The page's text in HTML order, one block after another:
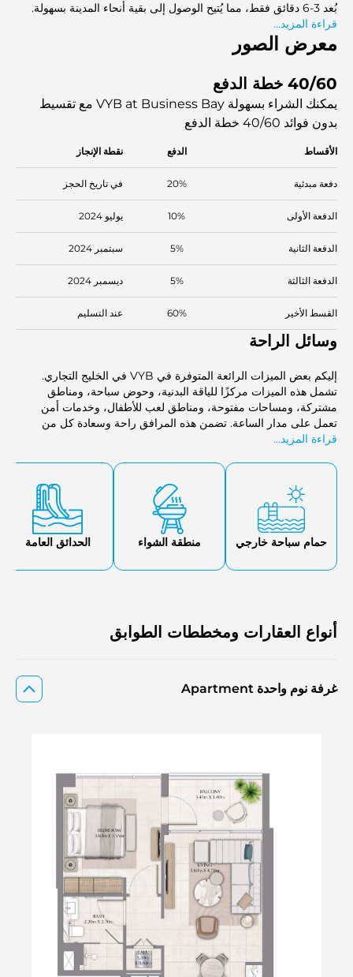
بُعد 3-6 دقائق فقط، مما يُتيح الوصول إلى بقية أنحاء المدينة بسهولة.
قراءة المزيد...
معرض الصور
40/60 خطة الدفع
يمكنك الشراء بسهولة VYB at Business Bay مع تقسيط
بدون فوائد 40/60 خطة الدفع
الأقساط الدفع نقطة الإنجاز
دفعة مبدئية 20% في تاريخ الحجز
الدفعة الأولى 10% يوليو 2024
الدفعة الثانية 5% سبتمبر 2024
الدفعة الثالثة 5% ديسمبر 2024
القسط الأخير 60% عند التسليم
وسائل الراحة
إليكم بعض الميزات الرائعة المتوفرة في VYB في الخليج التجاري.
تشمل هذه الميزات مركزًا للياقة البدنية، وحوض سباحة، ومناطق
مشتركة، ومساحات مفتوحة، ومناطق لعب للأطفال، وخدمات أمن
تعمل على مدار الساعة. تضمن هذه المرافق راحة وسعادة كل من
يسكن هناك.
قراءة المزيد...
حمام سباحة خارجي منطقة الشواء الحدائق العامة
أنواع العقارات ومخططات الطوابق
غرفة نوم واحدة Apartment